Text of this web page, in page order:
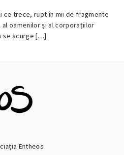
ce trece, rupt în mii de fragmente
oamenilor și al corporațiilor
se scurge […]
Entheos